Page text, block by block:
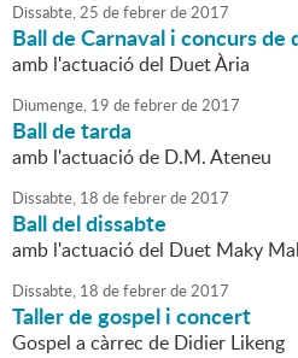
Dissabte,25 defebrerde2017
Ball de Carnaval i concurs de
amb l'actuació del Duet Ària
Diumenge, 19 defebrerde2017
Ball de tarda
amb l'actuació de D.M. Ateneu
Dissabte, 18 defebrerde2017
Ball del dissabte
amb l'actuació del Duet Maky
Dissabte, 18 defebrerde2017
Taller de gospel i concert
Gospel a càrrec de Didier Likeng